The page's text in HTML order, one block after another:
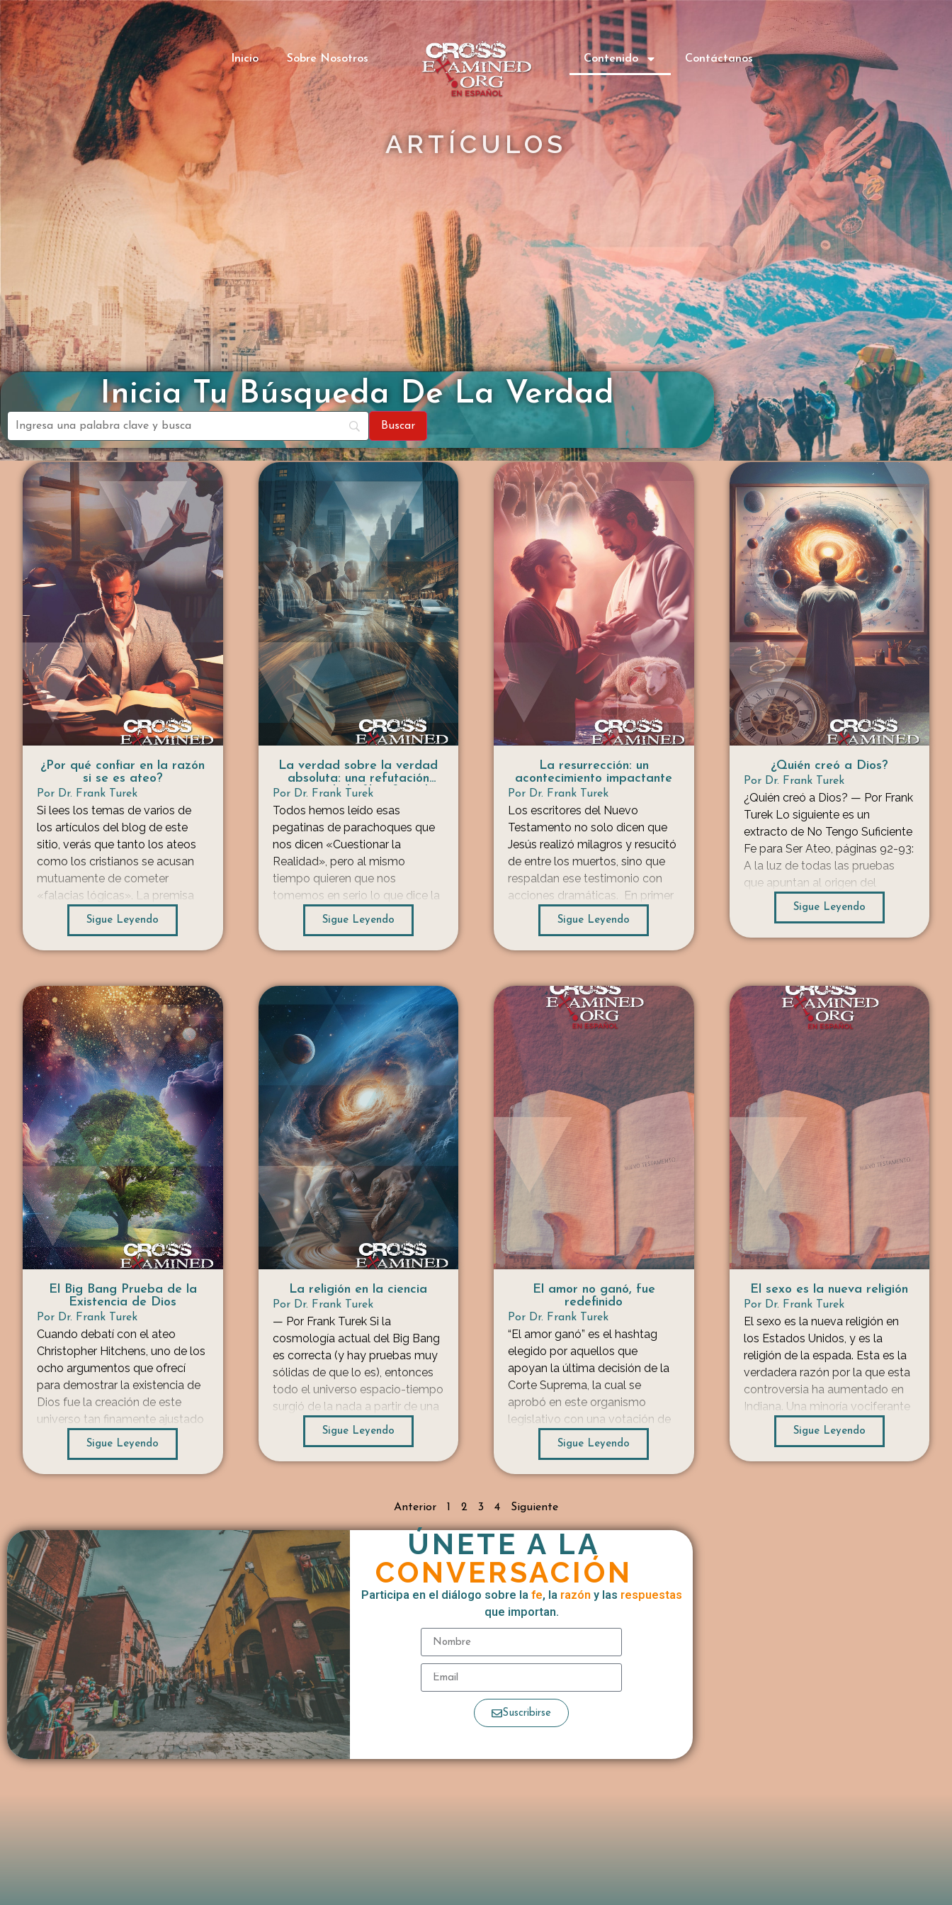
Inicio Sobre Nosotros Contenido Contáctanos
ARTÍCULOS
Inicia Tu Búsqueda De La Verdad
¿Por qué confiar en la razón
si se es ateo?
Por Dr. Frank Turek
Si lees los temas de varios de
los artículos del blog de este
sitio, verás que tanto los ateos
como los cristianos se acusan
mutuamente de cometer
«falacias lógicas». La premisa
que defienden ambas partes es
que existe un ámbito objetivo de
la razón al que: 1) todos
verdad […]
...
Sigue Leyendo
La verdad sobre la verdad
absoluta: una refutación
concisa de la filosofía «de
pegatina de parachoques»
Por Dr. Frank Turek
Todos hemos leído esas
pegatinas de parachoques que
nos dicen «Cuestionar la
Realidad», pero al mismo
tiempo quieren que nos
tomemos en serio lo que dice la
pegatina. Algunas incluso instan
a las diversas religiones del
mundo a «coexistir», religiones
verdad completamente
contradictorias. Incluso he leído
una que me instaba a […]
Sigue Leyendo
La resurrección: un
acontecimiento impactante
Por Dr. Frank Turek
Los escritores del Nuevo
Testamento no solo dicen que
Jesús realizó milagros y resucitó
de entre los muertos, sino que
respaldan ese testimonio con
acciones dramáticas. En primer
lugar, prácticamente de la noche
a la mañana abandonan muchas
de sus creencias y prácticas
durante mucho tiempo. Entre las
instituciones de más […]
...
Sigue Leyendo
¿Quién creó a Dios?
Por Dr. Frank Turek
¿Quién creó a Dios? — Por Frank
Turek Lo siguiente es un
extracto de No Tengo Suficiente
Fe para Ser Ateo, páginas 92-93:
A la luz de todas las pruebas
que apuntan al origen del
universo espacio-temporal, el
Originador debe estar fuera del
universo espacio-temporal.
...
Sigue Leyendo
El Big Bang Prueba de la
Existencia de Dios
Por Dr. Frank Turek
Cuando debatí con el ateo
Christopher Hitchens, uno de los
ocho argumentos que ofrecí
para demostrar la existencia de
Dios fue la creación de este
universo tan finamente ajustado
a partir de la nada. Hablé de las
cinco líneas principales de
evidencia científica, denotadas
continuo […]
...
Sigue Leyendo
La religión en la ciencia
Por Dr. Frank Turek
— Por Frank Turek Si la
cosmología actual del Big Bang
es correcta (y hay pruebas muy
sólidas de que lo es), entonces
todo el universo espacio-tiempo
surgió de la nada a partir de una
explosión. Por lo tanto, la causa
del universo parecería tener los
siguientes atributos: · sin
Sigue Leyendo
El amor no ganó, fue
redefinido
Por Dr. Frank Turek
“El amor ganó” es el hashtag
elegido por aquellos que
apoyan la última decisión de la
Corte Suprema, la cual se
aprobó en este organismo
legislativo con una votación de
5-4. Sí no estás contento con
ella, entonces eres solamente un
malvado intolerante que debe
legislación. Olvida el hecho que
[…]
...
Sigue Leyendo
El sexo es la nueva religión
Por Dr. Frank Turek
El sexo es la nueva religión en
los Estados Unidos, y es la
religión de la espada. Esta es la
verdadera razón por la que esta
controversia ha aumentado en
Indiana. Una minoría vociferante
y determinada de la religión del
sexo está intimidando y la
talando tradicionalistas quienes
Sigue Leyendo
Anterior 1 2 3 4 Siguiente
ÚNETE A LA
CONVERSACIÓN
Participa en el diálogo sobre la fe, la razón y las respuestas
que importan.
Suscribirse